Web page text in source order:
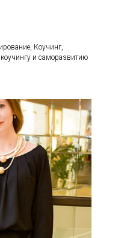
Коучинг,
и саморазвитию